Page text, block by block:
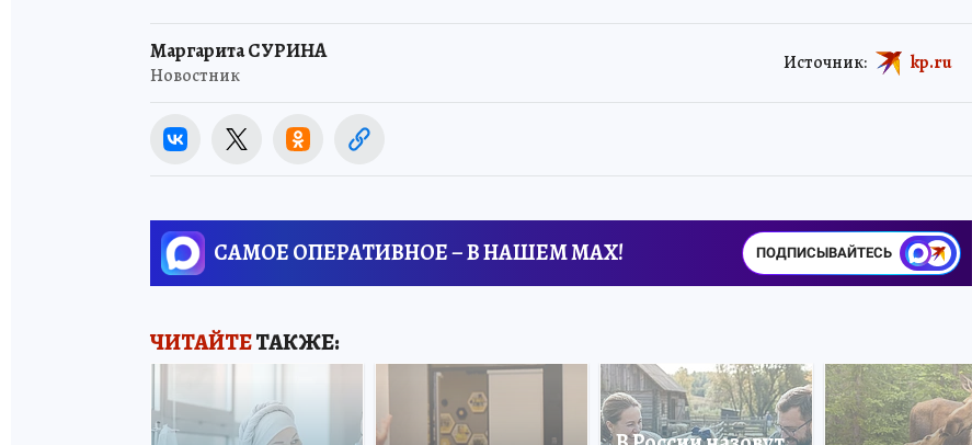
Маргарита СУРИНА
Новостник
Источник: kp.ru
САМОЕ ОПЕРАТИВНОЕ – В НАШЕМ MAX! ПОДПИСЫВАЙТЕСЬ
ЧИТАЙТЕТАКЖЕ: